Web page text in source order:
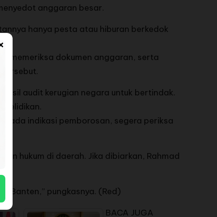
anggaran besar.
hanya pesta atau hiburan berkedok
memeriksa dokumen anggaran, serta
audit kerugian negara untuk bertindak.
ada indikasi pemborosan, segera periksa
hukum di daerah. Jika dibiarkan, Rahmad
Banten,” pungkasnya. (Red)
BACA JUGA